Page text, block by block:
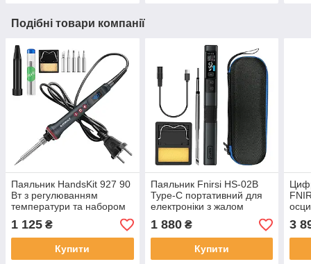
Подібні товари компанії
Паяльник HandsKit 927 90
Вт з регулюванням
температури та набором
1 125 ₴
Купити
Паяльник Fnirsi HS-02B
Type-C портативний для
електроніки з жалом
сумкою
1 880₴
Купити
MS/
3